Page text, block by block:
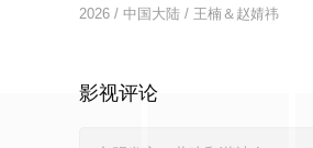
2026 / 中国大陆 / 王楠＆赵婧祎
影视评论